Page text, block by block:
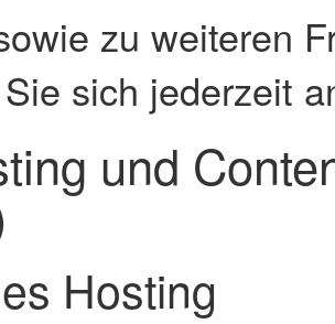
zu weiteren
sich jederzeit
und
Hosting